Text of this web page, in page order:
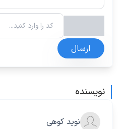
ارسال
نویسنده
نوید کوهی